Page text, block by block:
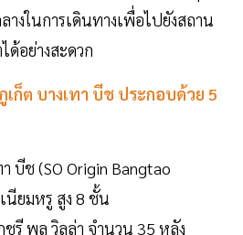
งในการเดินทางเพื่อไปยังสถาน
ด้อย่างสะดวก
เก็ต บางเทา บีช ประกอบด้วย 5
บีช (SO Origin Bangtao
นียมหรู สูง 8 ชั้น
รี พูล วิลล่า จำนวน 35 หลัง